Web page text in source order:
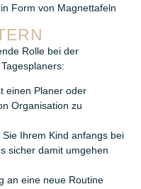
Form von Magnettafeln
Rolle bei der
einen Planer oder
Organisation zu
Sie Ihrem Kind anfangs bei
sicher damit umgehen
an eine neue Routine